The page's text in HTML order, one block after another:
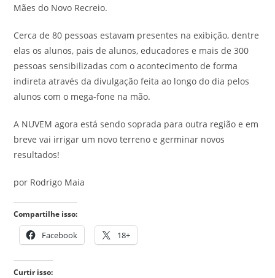
Mães do Novo Recreio.
Cerca de 80 pessoas estavam presentes na exibição, dentre
elas os alunos, pais de alunos, educadores e mais de 300
pessoas sensibilizadas com o acontecimento de forma
indireta através da divulgação feita ao longo do dia pelos
alunos com o mega-fone na mão.
A NUVEM agora está sendo soprada para outra região e em
breve vai irrigar um novo terreno e germinar novos
resultados!
por Rodrigo Maia
Compartilhe isso:
Facebook 18+
Curtir isso: